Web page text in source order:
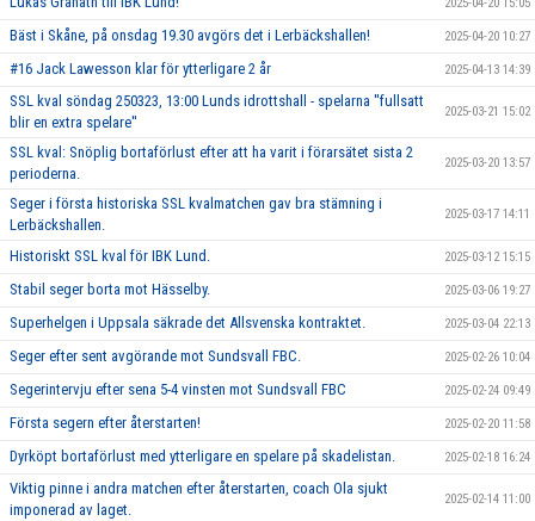
Bäst i Skåne, på onsdag 19.30 avgörs det i Lerbäckshallen! 2025-04-20 10:27
#16 Jack Lawesson klar för ytterligare 2 år 2025-04-13 14:39
SSL kval söndag 250323, 13:00 Lunds idrottshall - spelarna ''fullsatt
blir en extra spelare''
2025-03-21 15:02
SSL kval: Snöplig bortaförlust efter att ha varit i förarsätet sista 2
perioderna.
2025-03-20 13:57
Seger i första historiska SSL kvalmatchen gav bra stämning i
Lerbäckshallen.
2025-03-17 14:11
Historiskt SSL kval för IBK Lund. 2025-03-12 15:15
Stabil seger borta mot Hässelby. 2025-03-06 19:27
Superhelgen i Uppsala säkrade det Allsvenska kontraktet. 2025-03-04 22:13
Seger efter sent avgörande mot Sundsvall FBC. 2025-02-26 10:04
Segerintervju efter sena 5-4 vinsten mot Sundsvall FBC 2025-02-24 09:49
Första segern efter återstarten! 2025-02-20 11:58
Dyrköpt bortaförlust med ytterligare en spelare på skadelistan. 2025-02-18 16:24
Viktig pinne i andra matchen efter återstarten, coach Ola sjukt
imponerad av laget.
2025-02-14 11:00